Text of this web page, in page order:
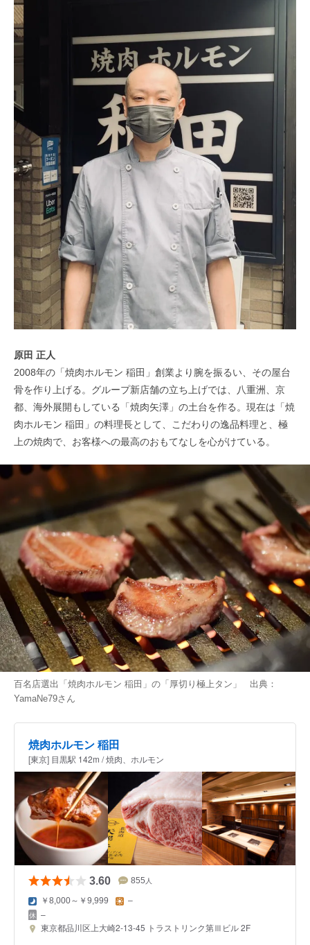
原田 正人
2008年の「焼肉ホルモン 稲田」創業より腕を振るい、その屋台
骨を作り上げる。グループ新店舗の立ち上げでは、八重洲、京
都、海外展開もしている「焼肉矢澤」の土台を作る。現在は「焼
肉ホルモン 稲田」の料理長として、こだわりの逸品料理と、極
上の焼肉で、お客様への最高のおもてなしを心がけている。
百名店選出「焼肉ホルモン 稲田」の「厚切り極上タン」 出典：
YamaNe79さん
焼肉ホルモン 稲田
[東京] 目黒駅 142m / 焼肉、ホルモン
3.60 855 人
￥8,000～￥9,999 –
–
東京都品川区上大崎2-13-45 トラストリンク第Ⅲビル 2F